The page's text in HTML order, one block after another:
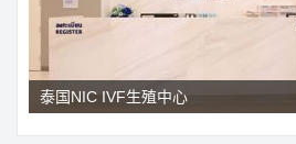
泰国NIC IVF生殖中心